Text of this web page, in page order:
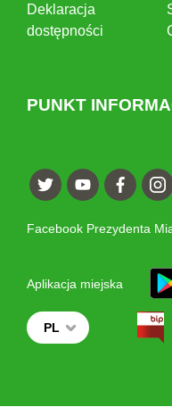
Deklaracja
dostępności
PUNKT
Facebook Prezydenta
Aplikacja miejska
PL